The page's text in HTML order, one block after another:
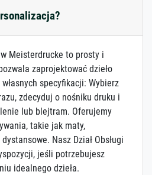
Meisterdrucke to prosty i
zaprojektować dzieło
specyfikacji: Wybierz
zdecyduj o nośniku druku i
lub blejtram. Oferujemy
takie jak maty,
Nasz Dział Obsługi
jeśli potrzebujesz
idealnego dzieła.